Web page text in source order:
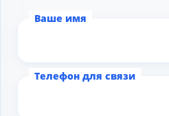
Ваше имя
Телефон для связи